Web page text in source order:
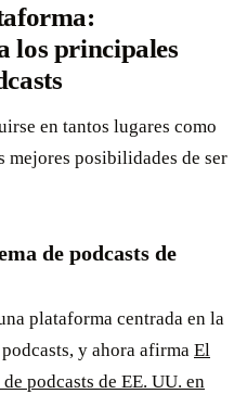
los principales
en tantos lugares como
mejores posibilidades de ser
de podcasts de
plataforma centrada en la
y ahora afirma El
podcasts de EE. UU. en